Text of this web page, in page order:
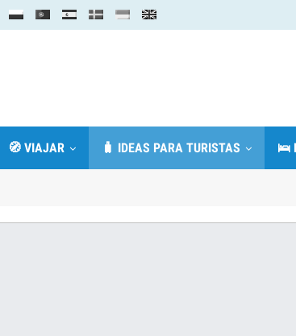
🧭 VIAJAR 🧳 IDEAS PARA TURISTAS 🛌